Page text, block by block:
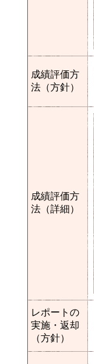
成績評価方
法（方針）
成績評価方
法（詳細）
レポートの
実施・返却
（方針）